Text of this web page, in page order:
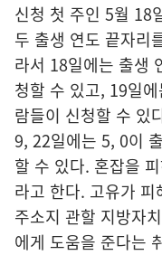
신청 첫 주인 5월 18
두 출생 연도 끝자리
라서 18일에는 출생
청할 수 있고, 19일
람들이 신청할 수 있
9, 22일에는 5, 0이
할 수 있다. 혼잡을
라고 한다. 고유가
주소지 관할 지방자
에게 도움을 준다는